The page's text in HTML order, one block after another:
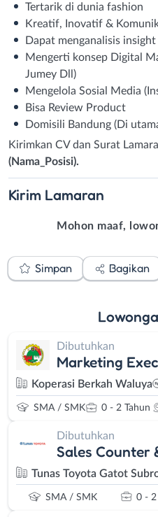
Tertarik di dunia fashion
Kreatif, Inovatif &
Dapat menganalisis insight
Mengerti konsep Digital
Jumey Dll)
Mengelola Sosial Media
Bisa Review Product
Domisili Bandung (Di
Kirimkan CV dan Surat
(Nama_Posisi).
Kirim Lamaran
Mohon maaf,
Simpan Bagikan
Dibutuhkan
Marketing
Koperasi Berkah Waluya
SMA / SMK 0 - 2 Tahun
Dibutuhkan
Sales Counter
Tunas Toyota Gatot
SMA / SMK 0 - 2